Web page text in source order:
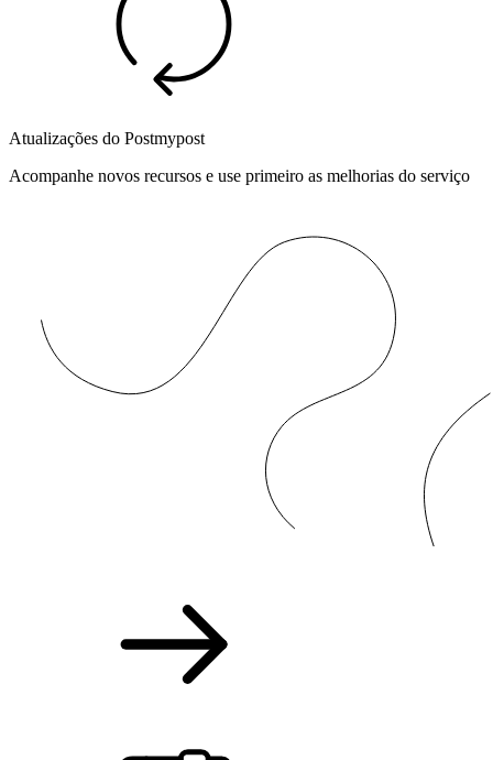
Atualizações do Postmypost
Acompanhe novos recursos e use primeiro as melhorias do serviço